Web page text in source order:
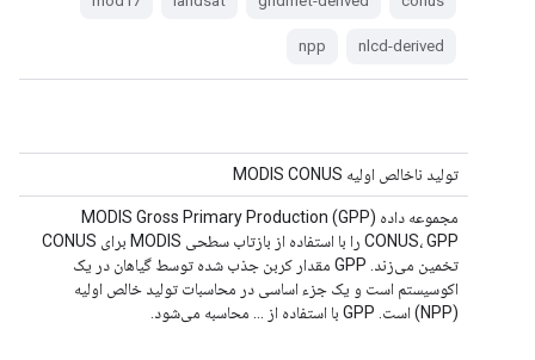
nlcd-derived
npp
تولید ناخالص اولیه MODIS CONUS
مجموعه داده MODIS Gross Primary Production (GPP)
CONUS، GPP را با استفاده از بازتاب سطحی MODIS برای CONUS
تخمین می‌زند. GPP مقدار کربن جذب شده توسط گیاهان در یک
اکوسیستم است و یک جزء اساسی در محاسبات تولید خالص اولیه
(NPP) است. GPP با استفاده از ... محاسبه می‌شود.